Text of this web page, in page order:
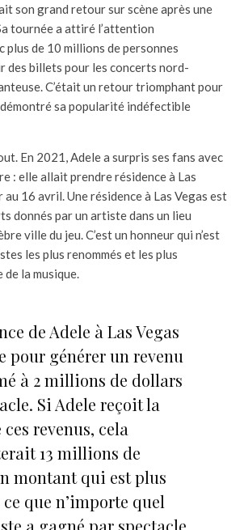
son grand retour sur scène après une
tournée a attiré l’attention
plus de 10 millions de personnes
des billets pour les concerts nord-
C’était un retour triomphant pour
sa popularité indéfectible
En 2021, Adele a surpris ses fans avec
: elle allait prendre résidence à Las
16 avril. Une résidence à Las Vegas est
donnés par un artiste dans un lieu
ville du jeu. C’est un honneur qui n’est
les plus renommés et les plus
la musique.
de Adele à Las Vegas
pour générer un revenu
à 2 millions de dollars
Si Adele reçoit la
revenus, cela
13 millions de
montant qui est plus
ce que n’importe quel
a gagné par spectacle